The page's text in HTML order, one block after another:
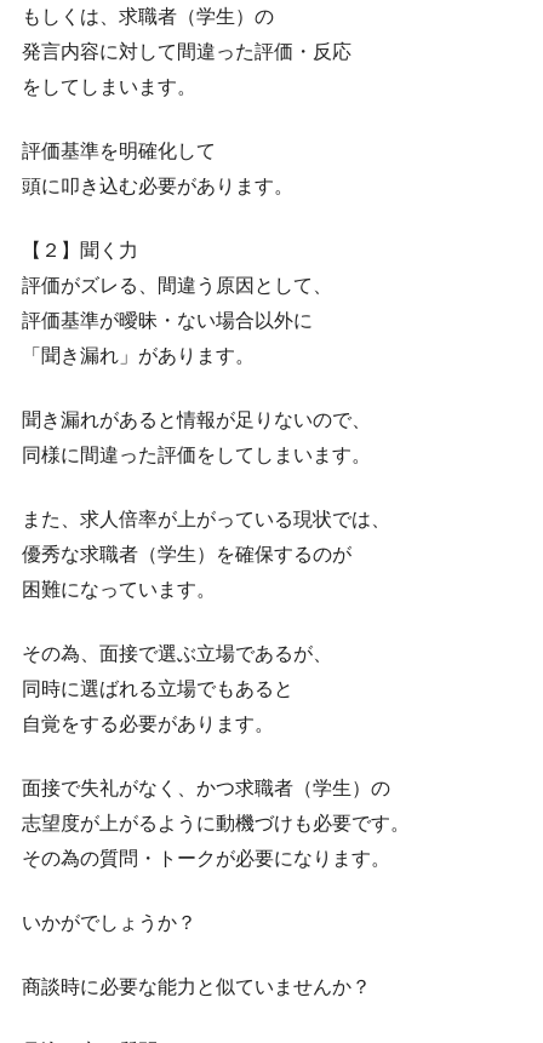
もしくは、求職者（学生）の
発言内容に対して間違った評価・反応
をしてしまいます。
評価基準を明確化して
頭に叩き込む必要があります。
【２】聞く力
評価がズレる、間違う原因として、
評価基準が曖昧・ない場合以外に
「聞き漏れ」があります。
聞き漏れがあると情報が足りないので、
同様に間違った評価をしてしまいます。
また、求人倍率が上がっている現状では、
優秀な求職者（学生）を確保するのが
困難になっています。
その為、面接で選ぶ立場であるが、
同時に選ばれる立場でもあると
自覚をする必要があります。
面接で失礼がなく、かつ求職者（学生）の
志望度が上がるように動機づけも必要です。
その為の質問・トークが必要になります。
いかがでしょうか？
商談時に必要な能力と似ていませんか？